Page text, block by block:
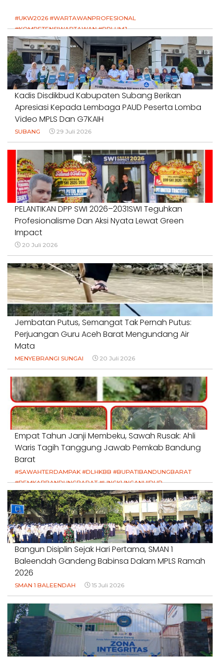
#UKW2026 #WARTAWANPROFESIONAL
#KOMPETENSIWARTAWAN #RPLUMJ
#PENDIDIKANWARTAWAN #SWINASIONAL #SWIJABAR
1 Agustus 2026
Kadis Disdikbud Kabupaten Subang Berikan
Apresiasi Kepada Lembaga PAUD Peserta Lomba
Video MPLS Dan G7KAIH
SUBANG 29 Juli 2026
PELANTIKAN DPP SWI 2026–2031SWI Teguhkan
Profesionalisme Dan Aksi Nyata Lewat Green
Impact
20 Juli 2026
Jembatan Putus, Semangat Tak Pernah Putus:
Perjuangan Guru Aceh Barat Mengundang Air
Mata
MENYEBRANGI SUNGAI 20 Juli 2026
Empat Tahun Janji Membeku, Sawah Rusak: Ahli
Waris Tagih Tanggung Jawab Pemkab Bandung
Barat
#SAWAHTERDAMPAK #DLHKBB #BUPATIBANDUNGBARAT
#PEMKABBANDUNGBARAT #LINGKUNGANHIDUP
#HAKPETANI #KEADILANUNTUKPETANI
#NORMALISASISALURAN #IRIGASIRUSAK
#DUGAANPENCEMARAN #AKUNTABILITASPEMERINTAH
18 Juli 2026
Bangun Disiplin Sejak Hari Pertama, SMAN 1
Baleendah Gandeng Babinsa Dalam MPLS Ramah
2026
SMAN 1 BALEENDAH 15 Juli 2026